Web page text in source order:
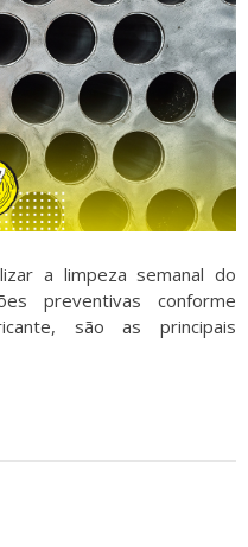
a limpeza semanal do
preventivas conforme
são as principais